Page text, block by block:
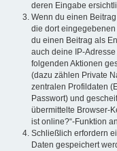
deren Eingabe
Wenn du einen
die dort
du einen Beitrag als
auch deine IP-
folgenden Aktionen
(dazu zählen Private
zentralen Profildaten
Passwort) und
übermittelte Browser-
ist online?“-Funktion
Schließlich erfordern
Daten gespeichert